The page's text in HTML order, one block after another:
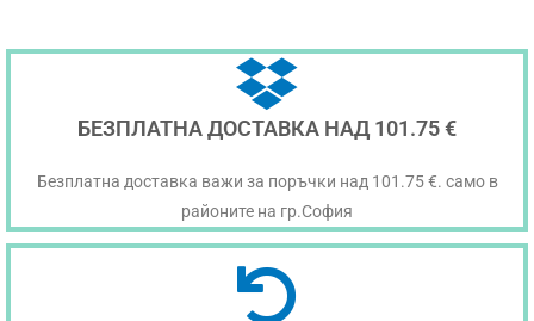
БЕЗПЛАТНА ДОСТАВКА НАД 101.75 €
Безплатна доставка важи за поръчки над 101.75 €. само в
районите на гр.София